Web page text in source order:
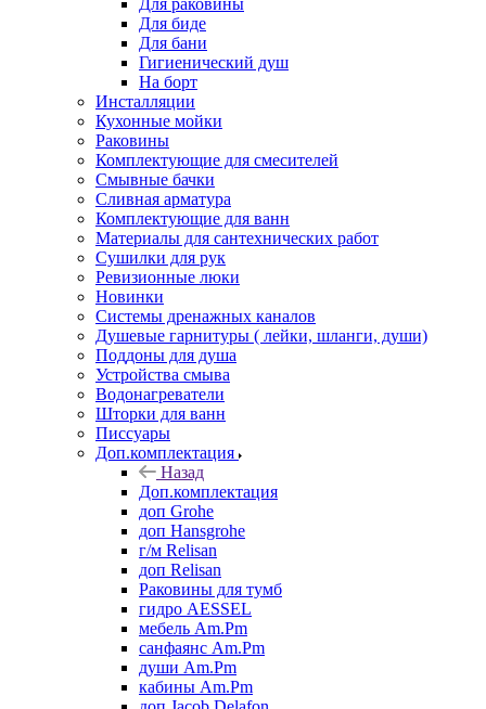
Для раковины
Для биде
Для бани
Гигиенический душ
На борт
Инсталляции
Кухонные мойки
Раковины
Комплектующие для смесителей
Смывные бачки
Сливная арматура
Комплектующие для ванн
Материалы для сантехнических работ
Сушилки для рук
Ревизионные люки
Новинки
Системы дренажных каналов
Душевые гарнитуры ( лейки, шланги, души)
Поддоны для душа
Устройства смыва
Водонагреватели
Шторки для ванн
Писсуары
Доп.комплектация
Назад
Доп.комплектация
доп Grohe
доп Hansgrohe
г/м Relisan
доп Relisan
Раковины для тумб
гидро AESSEL
мебель Am.Pm
санфаянс Am.Pm
души Am.Pm
кабины Am.Pm